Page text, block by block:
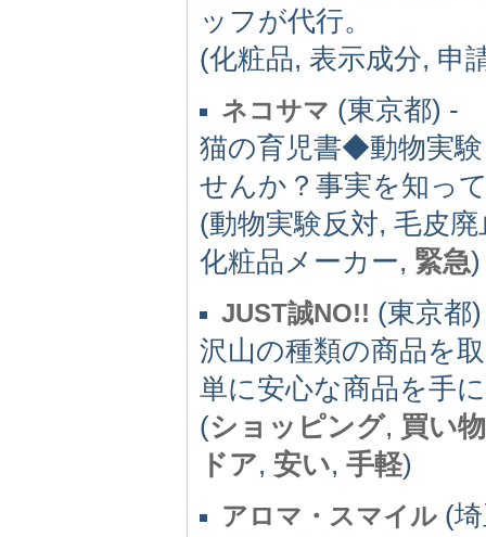
ッフが代行。
(化粧品, 表示成分, 申
ネコサマ (東京都) -
猫の育児書◆動物実
せんか？事実を知っ
(動物実験反対, 毛皮
化粧品メーカー, 緊急)
JUST誠NO!! (東京都
沢山の種類の商品を
単に安心な商品を手
(ショッピング, 買い物
ドア, 安い, 手軽)
アロマ・スマイル (